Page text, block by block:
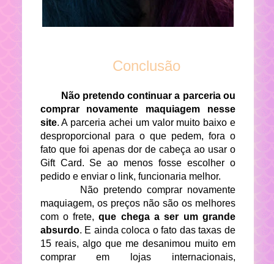
Conclusão
Não pretendo continuar a parceria ou
comprar novamente maquiagem nesse
site. A parceria achei um valor muito baixo e
desproporcional para o que pedem, fora o
fato que foi apenas dor de cabeça ao usar o
Gift Card. Se ao menos fosse escolher o
pedido e enviar o link, funcionaria melhor.
Não pretendo comprar novamente
maquiagem, os preços não são os melhores
com o frete,que chega a ser um grande
absurdo. E ainda coloca o fato das taxas de
15 reais, algo que me desanimou muito em
comprar em lojas internacionais,